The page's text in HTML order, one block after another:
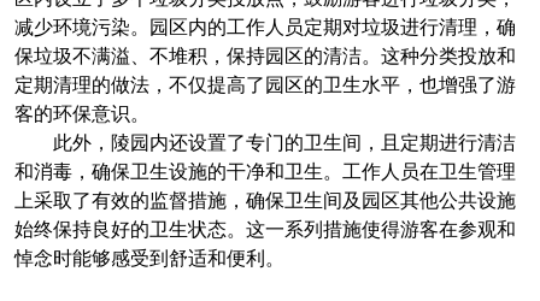
减少环境污染。园区内的工作人员定期对垃圾进行清理，确
保垃圾不满溢、不堆积，保持园区的清洁。这种分类投放和
定期清理的做法，不仅提高了园区的卫生水平，也增强了游
客的环保意识。
此外，陵园内还设置了专门的卫生间，且定期进行清洁
和消毒，确保卫生设施的干净和卫生。工作人员在卫生管理
上采取了有效的监督措施，确保卫生间及园区其他公共设施
始终保持良好的卫生状态。这一系列措施使得游客在参观和
悼念时能够感受到舒适和便利。